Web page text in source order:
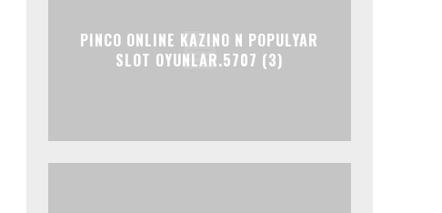
PINCO ONLINE KAZINO N POPULYAR
SLOT OYUNLAR.5707 (3)